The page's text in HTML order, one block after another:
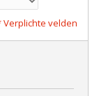
Verplichte velden